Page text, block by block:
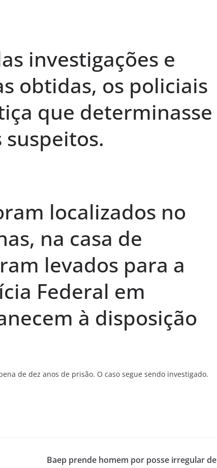
investigações e
obtidas, os policiais
que determinasse
localizados no
na casa de
levados para a
Federal em
à disposição
de dez anos de prisão. O caso segue sendo investigado.
Baep prende homem por posse irregular de